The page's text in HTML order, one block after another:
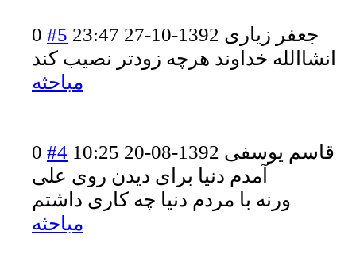
0 #5 جعفر زیاری 1392-10-27 23:47
انشاالله خداوند هرچه زودتر نصیب کند
مباحثه
0 #4 قاسم یوسفی 1392-08-20 10:25
آمدم دنیا برای دیدن روی علی
ورنه با مردم دنیا چه کاری داشتم
مباحثه